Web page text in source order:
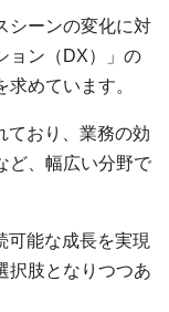
シーンの変化に対
ョン（DX）」の
めています。
ており、業務の効
ど、幅広い分野で
可能な成長を実現
択肢となりつつあ